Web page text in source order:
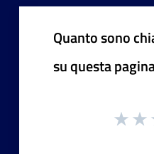
Quanto sono
su questa